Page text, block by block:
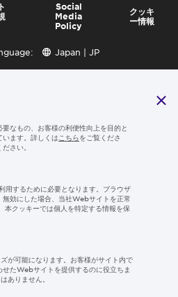
Social
Media
Policy
クッキ
ー情報
Japan | JP
Electric Industries, Ltd.
なもの、お客様の利便性向上を目的と
います。詳しくは こちらをご覧くださ
さい。
用するために必要となります。ブラウザ
効にした場合、当社Webサイトを正常
本クッキーでは個人を特定する情報を保
が可能になります。お客様がサイト内で
たWebサイトを提供するのに役立ちま
ありません。